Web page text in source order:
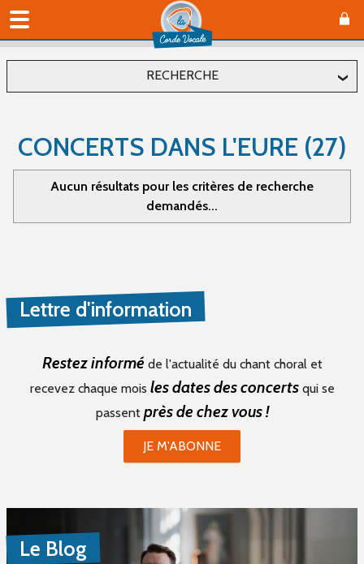
RECHERCHE
Département
Affiner
Type(s) d'évènement
Concerts (0)
Stages (0)
Formations (0)
au
CONCERTS DANS L'EURE (27)
Aucun résultats pour les critères de recherche
demandés...
Lettre d'information
Restez informé de l'actualité du chant choral et
recevez chaque mois les dates des concertsqui se
passent près de chez vous !
JE M'ABONNE
Le Blog